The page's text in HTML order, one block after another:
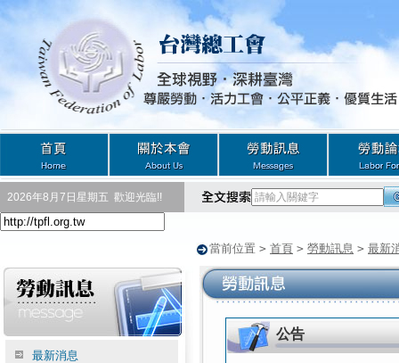
2026年8月7日星期五 歡迎光臨!!
當前位置 > 首頁 > 勞動訊息 > 最新
最新消息
公告